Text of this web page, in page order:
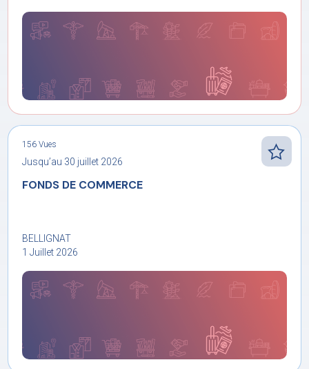
156 Vues
Jusqu’au 30 juillet 2026
FONDS DE COMMERCE
BELLIGNAT
1 Juillet 2026